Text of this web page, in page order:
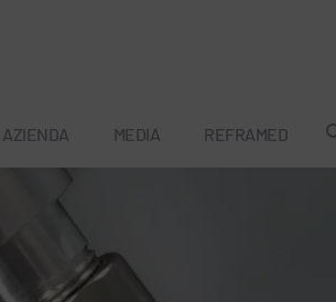
AZIENDA MEDIA REFRAMED